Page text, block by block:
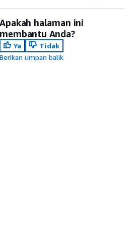
Apakah halaman ini
membantu Anda?
Ya
Tidak
Berikan umpan balik